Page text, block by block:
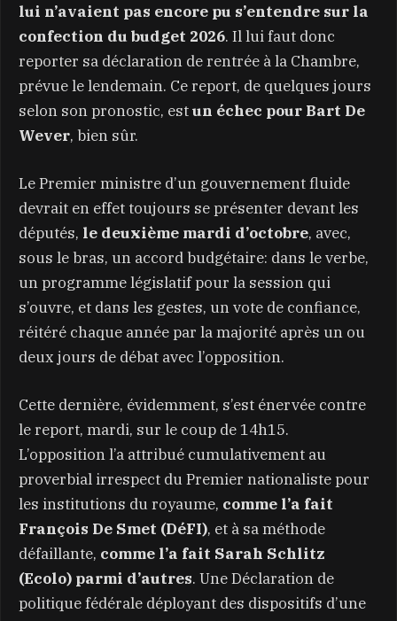
lui n’avaient pas encore pu s’entendre sur la
confection du budget 2026. Il lui faut donc
reporter sa déclaration de rentrée à la Chambre,
prévue le lendemain. Ce report, de quelques jours
selon son pronostic, estun échec pour Bart De
Wever, bien sûr.
Le Premier ministre d’un gouvernement fluide
devrait en effet toujours se présenter devant les
députés, le deuxième mardi d’octobre, avec,
sous le bras, un accord budgétaire: dans le verbe,
un programme législatif pour la session qui
s’ouvre, et dans les gestes, un vote de confiance,
réitéré chaque année par la majorité après un ou
deux jours de débat avec l’opposition.
Cette dernière, évidemment, s’est énervée contre
le report, mardi, sur le coup de 14h15.
L’opposition l’a attribué cumulativement au
proverbial irrespect du Premier nationaliste pour
les institutions du royaume, comme l’a fait
François De Smet (DéFI), et à sa méthode
défaillante, comme l’a fait Sarah Schlitz
(Ecolo) parmi d’autres. Une Déclaration de
politique fédérale déployant des dispositifs d’une